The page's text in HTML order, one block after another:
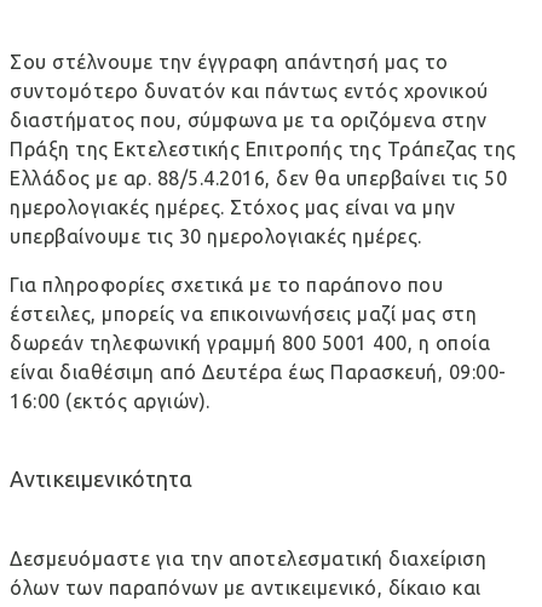
Σου στέλνουμε την έγγραφη απάντησή μας το
συντομότερο δυνατόν και πάντως εντός χρονικού
διαστήματος που, σύμφωνα με τα οριζόμενα στην
Πράξη της Εκτελεστικής Επιτροπής της Τράπεζας της
Ελλάδος με αρ. 88/5.4.2016, δεν θα υπερβαίνει τις 50
ημερολογιακές ημέρες. Στόχος μας είναι να μην
υπερβαίνουμε τις 30 ημερολογιακές ημέρες.
Για πληροφορίες σχετικά με το παράπονο που
έστειλες, μπορείς να επικοινωνήσεις μαζί μας στη
δωρεάν τηλεφωνική γραμμή 800 5001 400, η οποία
είναι διαθέσιμη από Δευτέρα έως Παρασκευή, 09:00-
16:00 (εκτός αργιών).
Αντικειμενικότητα
Δεσμευόμαστε για την αποτελεσματική διαχείριση
όλων των παραπόνων με αντικειμενικό, δίκαιο και